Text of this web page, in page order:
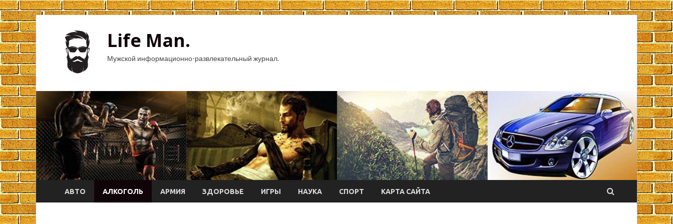
Life Man.
Мужской информационно-развлекательный журнал.
АВТО АЛКОГОЛЬ АРМИЯ ЗДОРОВЬЕ ИГРЫ НАУКА СПОРТ КАРТА САЙТА